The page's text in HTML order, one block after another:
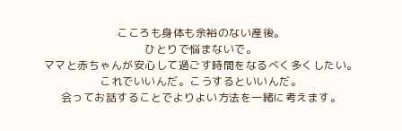
こころも身体も余裕のない産後。
ひとりで悩まないで。
ママと赤ちゃんが安心して過ごす時間をなるべく多くしたい。
これでいいんだ。こうするといいんだ。
会ってお話することでよりよい方法を一緒に考えます。